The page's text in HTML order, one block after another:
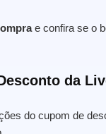
e confira se o
da
do cupom de